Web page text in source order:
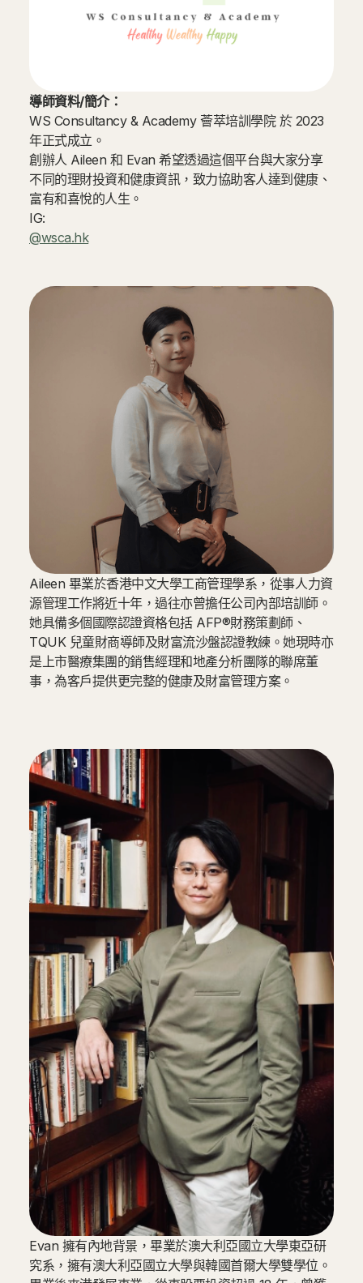
導師資料/簡介：
WS Consultancy & Academy 薈萃培訓學院 於 2023
年正式成立。
創辦人 Aileen 和 Evan 希望透過這個平台與大家分享
不同的理財投資和健康資訊，致力協助客人達到健康、
富有和喜悅的人生。
IG:
@wsca.hk
Aileen 畢業於香港中文大學工商管理學系，從事人力資
源管理工作將近十年，過往亦曾擔任公司內部培訓師。
她具備多個國際認證資格包括 AFP®財務策劃師、
TQUK 兒童財商導師及財富流沙盤認證教練。她現時亦
是上市醫療集團的銷售經理和地產分析團隊的聯席董
事，為客戶提供更完整的健康及財富管理方案。
Evan 擁有內地背景，畢業於澳大利亞國立大學東亞研
究系，擁有澳大利亞國立大學與韓國首爾大學雙學位。